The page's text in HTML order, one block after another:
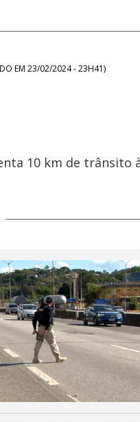
EM 23/02/2024 - 23H41)
10 km de trânsito